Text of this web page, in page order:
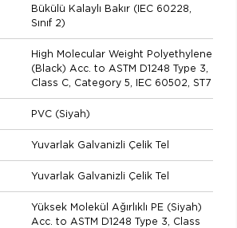
Bükülü Kalaylı Bakır (IEC 60228,
Sınıf 2)
High Molecular Weight Polyethylene
(Black) Acc. to ASTM D1248 Type 3,
Class C, Category 5, IEC 60502, ST7
PVC (Siyah)
Yuvarlak Galvanizli Çelik Tel
Yuvarlak Galvanizli Çelik Tel
Yüksek Molekül Ağırlıklı PE (Siyah)
Acc. to ASTM D1248 Type 3, Class